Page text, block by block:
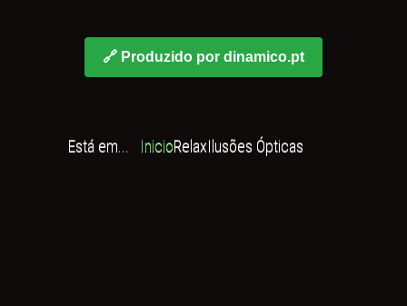
🔗 Produzido por dinamico.pt
Está em... InicioRelaxIlusões Ópticas